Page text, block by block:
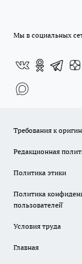
Мы в социальных
Требования к
Редакционная
Политика этики
Политика
пользователей̆
Условия труда
Главная